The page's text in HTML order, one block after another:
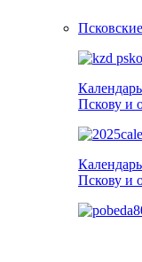
Пскову и
Пскову и